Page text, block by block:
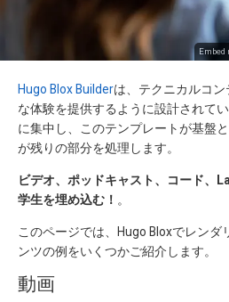
Embed
Hugo Blox Builderは、テクニカルコ
な体験を提供するように設計されて
に集中し、このテンプレートが基盤
が残りの部分を処理します。
ビデオ、ポッドキャスト、コード、
学生を埋め込む！ 。
このページでは、Hugo Bloxでレンダ
ンツの例をいくつかご紹介します。
動画